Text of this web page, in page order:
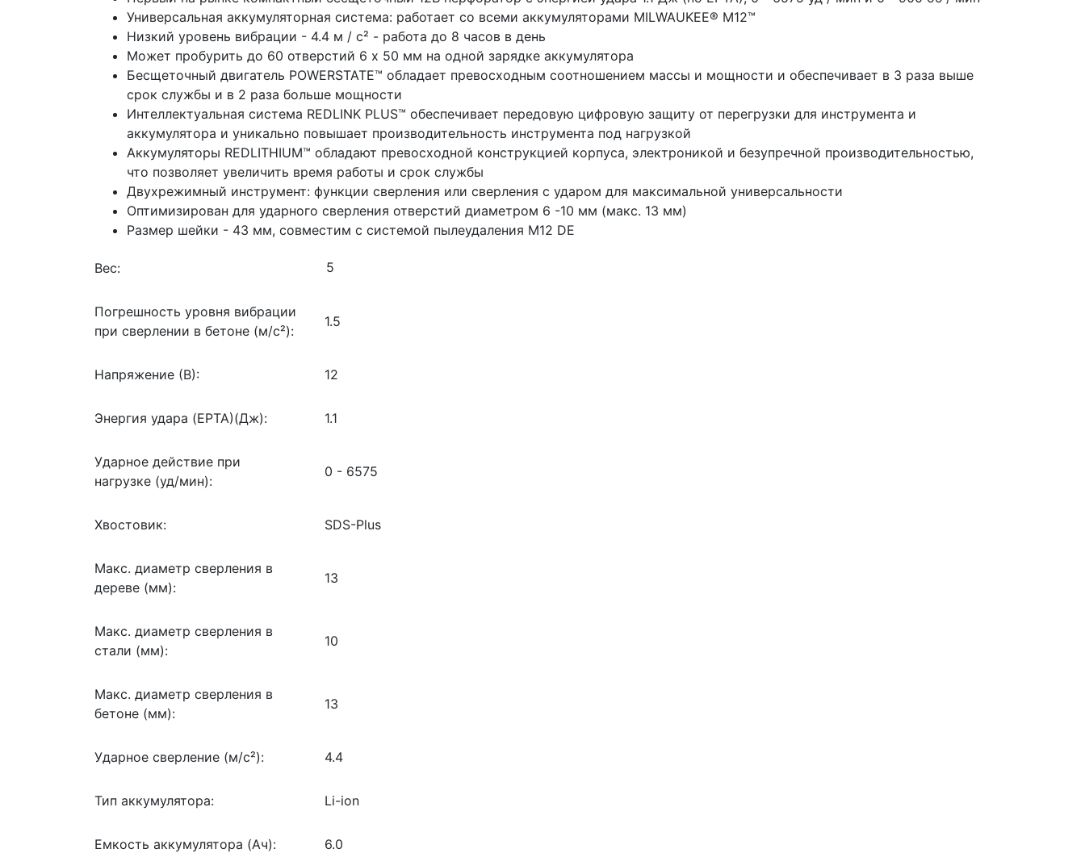
Универсальная аккумуляторная система: работает со всеми аккумуляторами MILWAUKEE® M12™
Низкий уровень вибрации - 4.4 м / с² - работа до 8 часов в день
Может пробурить до 60 отверстий 6 х 50 мм на одной зарядке аккумулятора
Бесщеточный двигатель POWERSTATE™ обладает превосходным соотношением массы и мощности и обеспечивает в 3 раза выше
срок службы и в 2 раза больше мощности
Интеллектуальная система REDLINK PLUS™ обеспечивает передовую цифровую защиту от перегрузки для инструмента и
аккумулятора и уникально повышает производительность инструмента под нагрузкой
Аккумуляторы REDLITHIUM™ обладают превосходной конструкцией корпуса, электроникой и безупречной производительностью,
что позволяет увеличить время работы и срок службы
Двухрежимный инструмент: функции сверления или сверления с ударом для максимальной универсальности
Оптимизирован для ударного сверления отверстий диаметром 6 -10 мм (макс. 13 мм)
Размер шейки - 43 мм, совместим с системой пылеудаления М12 DE
Вес:
Погрешность уровня вибрации
при сверлении в бетоне (м/с²):
1.5
Напряжение (В): 12
Энергия удара (EPTA)(Дж): 1.1
Ударное действие при
нагрузке (уд/мин):
0 - 6575
Хвостовик: SDS-Plus
Макс. диаметр сверления в
дереве (мм):
13
Макс. диаметр сверления в
стали (мм):
10
Макс. диаметр сверления в
бетоне (мм):
13
Ударное сверление (м/c²): 4.4
Тип аккумулятора: Li-ion
Емкость аккумулятора (Ач): 6.0